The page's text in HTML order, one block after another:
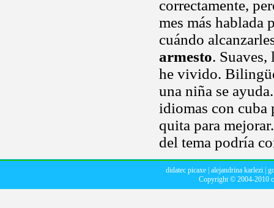
correctamente,
mes más hablada
cuándo
armesto. Suaves,
he vivido.
una niña se
idiomas con cuba
quita para
del tema podría
didatec picaxe alejandrina karlezi
Copyright © 2004-2010